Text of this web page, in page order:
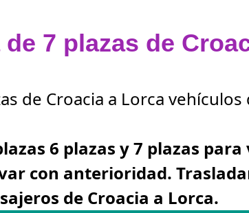
7 plazas de
de Croacia a Lorca vehículos
6 plazas y 7 plazas para
con anterioridad.
de Croacia a Lorca.